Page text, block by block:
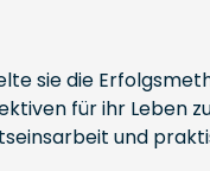
sie die
für ihr
und